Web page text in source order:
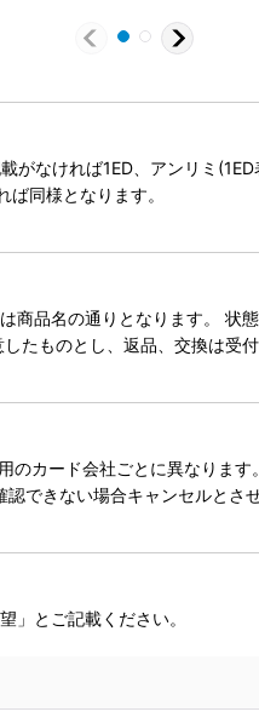
なければ1ED、アンリミ(1ED
同様となります。
品名の通りとなります。 状
たものとし、返品、交換は受
カード会社ごとに異なります。
できない場合キャンセルとさ
」とご記載ください。